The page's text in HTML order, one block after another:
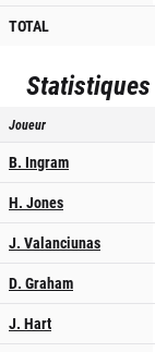
TOTAL
Statistiques
Joueur
B. Ingram
H. Jones
J. Valanciunas
D. Graham
J. Hart